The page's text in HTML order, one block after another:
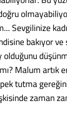
Sevgilinize
bakıyor
Malum artık
tutma
zaman